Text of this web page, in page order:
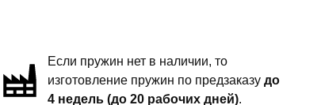
Если пружин нет в наличии, то
изготовление пружин по предзаказудо
4 недель (до 20 рабочих дней).